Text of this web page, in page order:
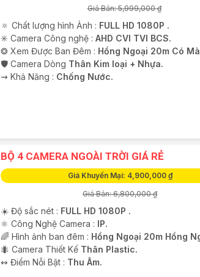
Giá Bán: 5,999,000 ₫
🔅 Chất lượng hình Ảnh : FULL HD 1080P .
✳️ Camera Công nghệ : AHD CVI TVI BCS.
❂ Xem Được Ban Đêm : Hồng Ngoại 20m Có
🛡 Camera Dòng Thân Kim loại + Nhựa.
️⇝ Khả Năng : Chống Nước.
BỘ 4 CAMERA NGOÀI TRỜI GIÁ RẺ
Giá Khuyến Mại: 4,900,000 ₫
Giá Bán: 6,800,000 ₫
☀️ Độ sắc nét : FULL HD 1080P .
⚛️ Công Nghệ Camera : IP.
🌈 Hình ảnh ban đêm : Hồng Ngoại 20m Hồng
🐜 Camera Thiết Kế Thân Plastic.
️↭ Điểm Nỗi Bật : Thu Âm.